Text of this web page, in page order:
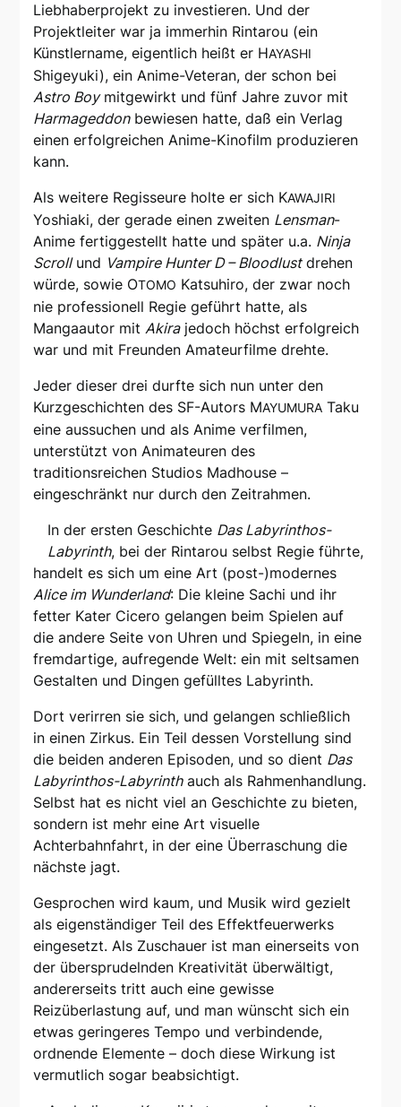
Liebhaberprojekt zu investieren. Und der
Projektleiter war ja immerhin Rintarou (ein
Künstlername, eigentlich heißt er HAYASHI
Shigeyuki), ein Anime-Veteran, der schon bei
Astro Boymitgewirkt und fünf Jahre zuvor mit
Harmageddonbewiesen hatte, daß ein Verlag
einen erfolgreichen Anime-Kinofilm produzieren
kann.
Als weitere Regisseure holte er sich KAWAJIRI
Yoshiaki, der gerade einen zweiten Lensman-
Anime fertiggestellt hatte und später u.a. Ninja
Scrollund Vampire Hunter D – Bloodlustdrehen
würde, sowie OTOMO Katsuhiro, der zwar noch
nie professionell Regie geführt hatte, als
Mangaautor mitAkirajedoch höchst erfolgreich
war und mit Freunden Amateurfilme drehte.
Jeder dieser drei durfte sich nun unter den
Kurzgeschichten des SF-Autors MAYUMURA Taku
eine aussuchen und als Anime verfilmen,
unterstützt von Animateuren des
traditionsreichen Studios Madhouse –
eingeschränkt nur durch den Zeitrahmen.
In der ersten Geschichte Das Labyrinthos-
Labyrinth, bei der Rintarou selbst Regie führte,
handelt es sich um eine Art (post-)modernes
Alice im Wunderland: Die kleine Sachi und ihr
fetter Kater Cicero gelangen beim Spielen auf
die andere Seite von Uhren und Spiegeln, in eine
fremdartige, aufregende Welt: ein mit seltsamen
Gestalten und Dingen gefülltes Labyrinth.
Dort verirren sie sich, und gelangen schließlich
in einen Zirkus. Ein Teil dessen Vorstellung sind
die beiden anderen Episoden, und so dient Das
Labyrinthos-Labyrinthauch als Rahmenhandlung.
Selbst hat es nicht viel an Geschichte zu bieten,
sondern ist mehr eine Art visuelle
Achterbahnfahrt, in der eine Überraschung die
nächste jagt.
Gesprochen wird kaum, und Musik wird gezielt
als eigenständiger Teil des Effektfeuerwerks
eingesetzt. Als Zuschauer ist man einerseits von
der übersprudelnden Kreativität überwältigt,
andererseits tritt auch eine gewisse
Reizüberlastung auf, und man wünscht sich ein
etwas geringeres Tempo und verbindende,
ordnende Elemente – doch diese Wirkung ist
vermutlich sogar beabsichtigt.